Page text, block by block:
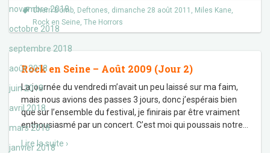
novembre 2018
octobre 2018
septembre 2018
août 2018
juin 2018
avril 2018
mars 2018
janvier 2018
Cherri Bomb, Deftones, dimanche 28 août 2011 , Miles Kane,
Rock en Seine, The Horrors
Rock en Seine – Août 2009 (Jour 2)
La journée du vendredi m’avait un peu laissé sur ma faim,
mais nous avions des passes 3 jours, donc j’espérais bien
que sur l’ensemble du festival, je finirais par être vraiment
enthousiasmé par un concert. C’est moi qui poussais notre
Lire la suite ›